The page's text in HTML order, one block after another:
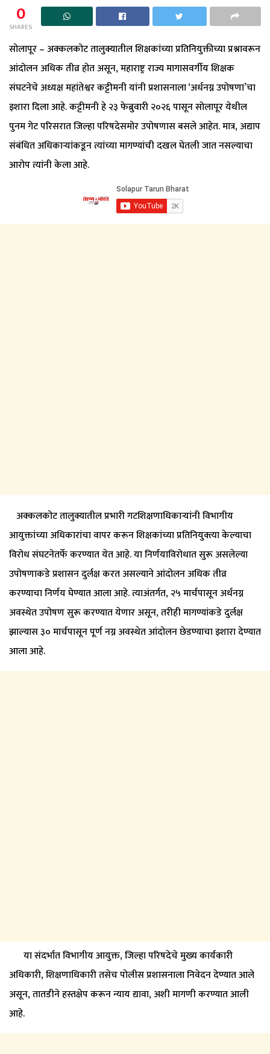
0
SHARES
सोलापूर – अक्कलकोट तालुक्यातील शिक्षकांच्या प्रतिनियुक्तीच्या प्रश्नावरून
आंदोलन अधिक तीव्र होत असून, महाराष्ट्र राज्य मागासवर्गीय शिक्षक
संघटनेचे अध्यक्ष महांतेश्वर कट्टीमनी यांनी प्रशासनाला ‘अर्धनग्न उपोषणा’चा
इशारा दिला आहे. कट्टीमनी हे २३ फेब्रुवारी २०२६ पासून सोलापूर येथील
पुनम गेट परिसरात जिल्हा परिषदेसमोर उपोषणास बसले आहेत. मात्र, अद्याप
संबंधित अधिकाऱ्यांकडून त्यांच्या मागण्यांची दखल घेतली जात नसल्याचा
आरोप त्यांनी केला आहे.
अक्कलकोट तालुक्यातील प्रभारी गटशिक्षणाधिकाऱ्यांनी विभागीय
आयुक्तांच्या अधिकारांचा वापर करून शिक्षकांच्या प्रतिनियुक्त्या केल्याचा
विरोध संघटनेतर्फे करण्यात येत आहे. या निर्णयाविरोधात सुरू असलेल्या
उपोषणाकडे प्रशासन दुर्लक्ष करत असल्याने आंदोलन अधिक तीव्र
करण्याचा निर्णय घेण्यात आला आहे. त्याअंतर्गत, २५ मार्चपासून अर्धनग्न
अवस्थेत उपोषण सुरू करण्यात येणार असून, तरीही मागण्यांकडे दुर्लक्ष
झाल्यास ३० मार्चपासून पूर्ण नग्न अवस्थेत आंदोलन छेडण्याचा इशारा देण्यात
आला आहे.
या संदर्भात विभागीय आयुक्त, जिल्हा परिषदेचे मुख्य कार्यकारी
अधिकारी, शिक्षणाधिकारी तसेच पोलीस प्रशासनाला निवेदन देण्यात आले
असून, तातडीने हस्तक्षेप करून न्याय द्यावा, अशी मागणी करण्यात आली
आहे.